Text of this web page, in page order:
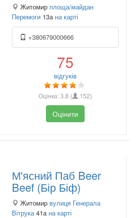
Житомир площа/майдан
Перемоги 13а на карті
+380679000666
75
відгуків
Оцінка:3.8 ( 152)
Оцінити
М'ясний Паб Beer
Beef (Бір Біф)
Житомир вулиця Генерала
Вітрука 41а на карті